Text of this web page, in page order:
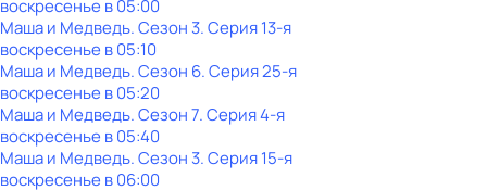
воскресенье в05:00
Маша и Медведь. Сезон 3. Серия 13-я
воскресенье в05:10
Маша и Медведь. Сезон 6. Серия 25-я
воскресенье в05:20
Маша и Медведь. Сезон 7. Серия 4-я
воскресенье в05:40
Маша и Медведь. Сезон 3. Серия 15-я
воскресенье в06:00